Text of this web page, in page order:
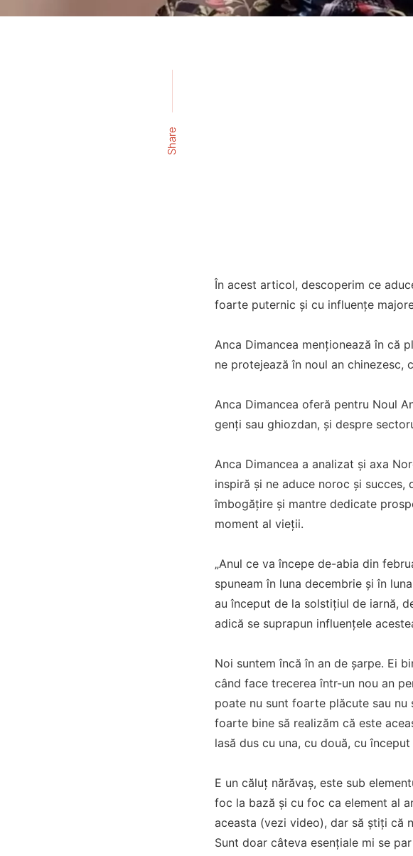
Share
În acest articol, descoperim ce
foarte puternic și cu influențe
Anca Dimancea menționează în că
ne protejează în noul an chinezesc,
Anca Dimancea oferă pentru Noul
genți sau ghiozdan, și despre
Anca Dimancea a analizat şi axa
inspiră și ne aduce noroc și
îmbogățire și mantre dedicate
moment al vieţii.
„Anul ce va începe de-abia din
spuneam în luna decembrie și în
au început de la solstițiul de iarnă,
adică se suprapun influențele
Noi suntem încă în an de șarpe. Ei
când face trecerea într-un nou an
poate nu sunt foarte plăcute sau
foarte bine să realizăm că este
lasă dus cu una, cu două, cu
E un căluț nărăvaș, este sub
foc la bază și cu foc ca element al
aceasta (vezi video), dar să știți că
Sunt doar câteva esențiale mi se